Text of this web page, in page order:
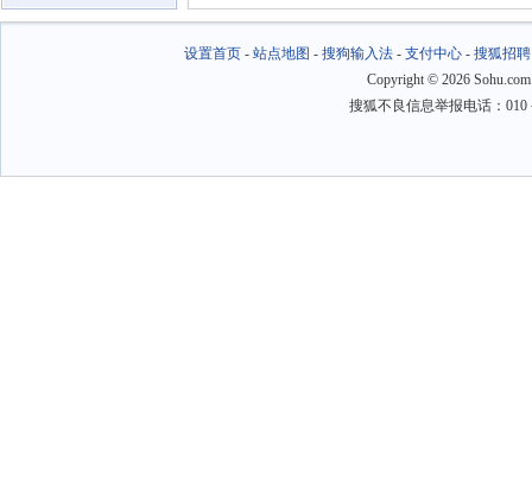
设置首页- 站点地图 - 搜狗输入法- 支付中心- 搜狐招聘
Copyright © 2026
搜狐不良信息举报电话：010